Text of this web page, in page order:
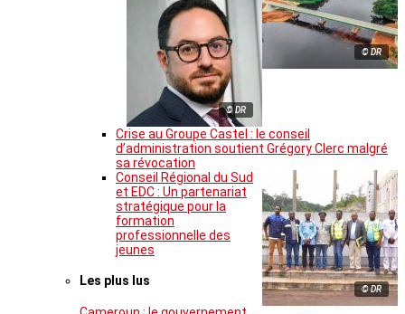
© DR
© DR
Crise au Groupe Castel : le conseil
d’administration soutient Grégory Clerc malgré
sa révocation
© DR
Conseil Régional du Sud
et EDC : Un partenariat
stratégique pour la
formation
professionnelle des
jeunes
Les plus lus